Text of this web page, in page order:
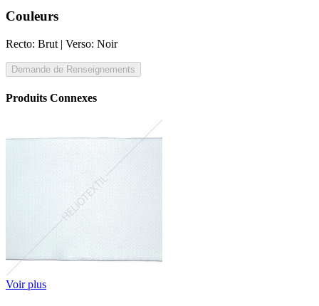
Couleurs
Recto: Brut | Verso: Noir
Demande de Renseignements
Produits Connexes
Voir plus